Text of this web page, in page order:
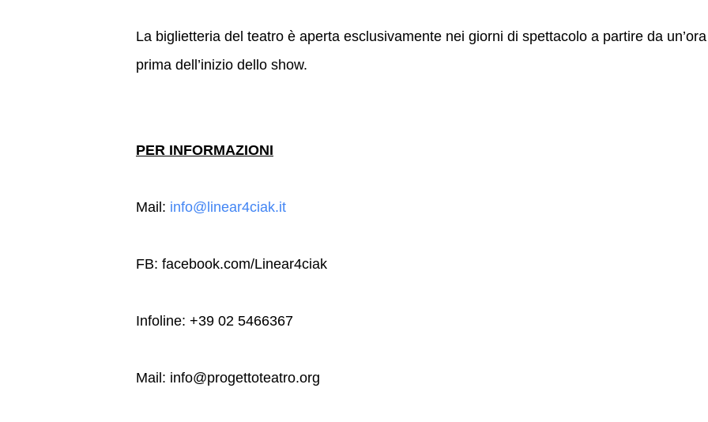
La biglietteria del teatro è aperta esclusivamente nei giorni di spettacolo a partire da un’ora
prima dell’inizio dello show.
PER INFORMAZIONI
Mail: info@linear4ciak.it
FB: facebook.com/Linear4ciak
Infoline: +39 02 5466367
Mail: info@progettoteatro.org